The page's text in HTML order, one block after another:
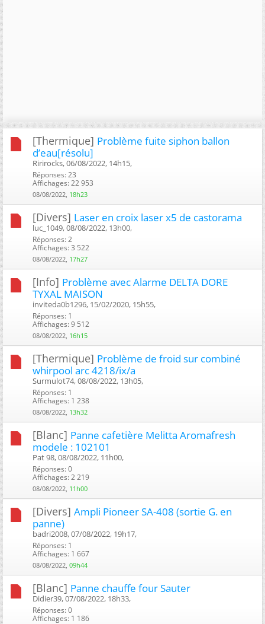
[Thermique] Problème fuite siphon ballon
d’eau[résolu]
Ririrocks, 06/08/2022, 14h15, ‎
Réponses: 23
Affichages: 22 953
08/08/2022, 18h23
[Divers] Laser en croix laser x5 de castorama
luc_1049, 08/08/2022, 13h00, ‎
Réponses: 2
Affichages: 3 522
08/08/2022, 17h27
[Info] Problème avec Alarme DELTA DORE
TYXAL MAISON
inviteda0b1296, 15/02/2020, 15h55, ‎
Réponses: 1
Affichages: 9 512
08/08/2022, 16h15
[Thermique] Problème de froid sur combiné
whirpool arc 4218/ix/a
Surmulot74, 08/08/2022, 13h05, ‎
Réponses: 1
Affichages: 1 238
08/08/2022, 13h32
[Blanc] Panne cafetière Melitta Aromafresh
modele : 102101
Pat 98, 08/08/2022, 11h00, ‎
Réponses: 0
Affichages: 2 219
08/08/2022, 11h00
[Divers] Ampli Pioneer SA-408 (sortie G. en
panne)
badri2008, 07/08/2022, 19h17, ‎
Réponses: 1
Affichages: 1 667
08/08/2022, 09h44
[Blanc] Panne chauffe four Sauter
Didier39, 07/08/2022, 18h33, ‎
Réponses: 0
Affichages: 1 186